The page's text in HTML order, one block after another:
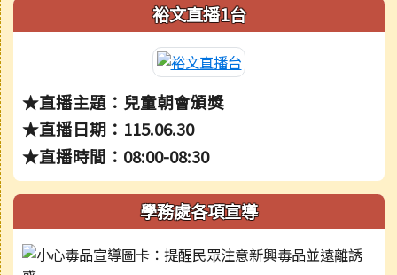
裕文直播1台
★直播主題：兒童朝會頒獎
★直播日期：115.06.30
★直播時間：08:00-08:30
學務處各項宣導